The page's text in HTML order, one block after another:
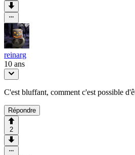
reinarg
10 ans
C'est bluffant, comment c'est possible
Répondre
2